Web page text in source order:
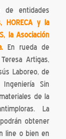
de entidades
HORECA y la
la Asociación
En rueda de
Artigas,
Laboreo, de
Sin
de la
La
obtener
line o bien en